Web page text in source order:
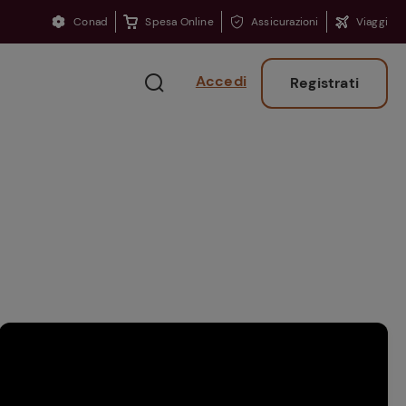
Conad Spesa Online Assicurazioni Viaggi
Accedi Registrati